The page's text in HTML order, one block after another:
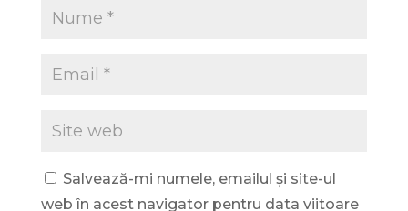
Salvează-mi numele, emailul și site-ul
web în acest navigator pentru data viitoare